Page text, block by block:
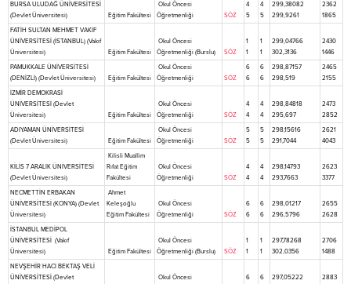
BURSA ULUDAĞ ÜNİVERSİTESİ
(Devlet Üniversitesi)
Eğitim Fakültesi
Okul Öncesi
Öğretmenliği
SÖZ
4
5
4
5
299,38082
299,9261
2362
1865
FATİH SULTAN MEHMET VAKIF
ÜNİVERSİTESİ (İSTANBUL) (Vakıf
Üniversitesi)
Eğitim Fakültesi
Okul Öncesi
Öğretmenliği (Burslu)
SÖZ
1
1
1
1
299,04766
302,3136
2430
1446
PAMUKKALE ÜNİVERSİTESİ
(DENİZLİ) (Devlet Üniversitesi)
Eğitim Fakültesi
Okul Öncesi
Öğretmenliği
SÖZ
6
6
6
6
298,87157
298,519
2465
2155
İZMİR DEMOKRASİ
ÜNİVERSİTESİ (Devlet
Üniversitesi)
Eğitim Fakültesi
Okul Öncesi
Öğretmenliği
SÖZ
4
4
4
4
298,84818
295,697
2473
2852
ADIYAMAN ÜNİVERSİTESİ
(Devlet Üniversitesi)
Eğitim Fakültesi
Okul Öncesi
Öğretmenliği
SÖZ
5
5
5
5
298,15616
291,7044
2621
4043
KİLİS 7 ARALIK ÜNİVERSİTESİ
(Devlet Üniversitesi)
Kilisli Muallim
Rıfat Eğitim
Fakültesi
Okul Öncesi
Öğretmenliği
SÖZ
4
4
4
4
298,14793
293,7663
2623
3377
NECMETTİN ERBAKAN
ÜNİVERSİTESİ (KONYA) (Devlet
Üniversitesi)
Ahmet
Keleşoğlu
Eğitim Fakültesi
Okul Öncesi
Öğretmenliği
SÖZ
6
6
6
6
298,01217
296,5796
2655
2628
İSTANBUL MEDİPOL
ÜNİVERSİTESİ (Vakıf
Üniversitesi)
Eğitim Fakültesi
Okul Öncesi
Öğretmenliği (Burslu)
SÖZ
1
1
1
1
297,78268
302,0356
2706
1488
NEVŞEHİR HACI BEKTAŞ VELİ
ÜNİVERSİTESİ (Devlet
Okul Öncesi
6
6
297,05222
2883